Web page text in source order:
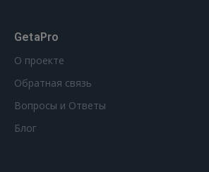
GetaPro
О проекте
Обратная связь
Вопросы и Ответы
Блог